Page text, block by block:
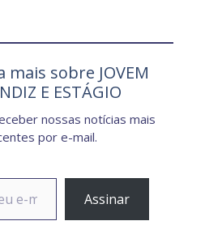
mais sobre JOVEM
E ESTÁGIO
nossas notícias mais
por e-mail.
Assinar